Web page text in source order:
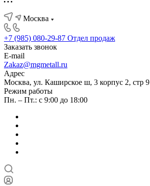
Москва
+7 (985) 080-29-87 Отдел продаж
Заказать звонок
E-mail
Zakaz@mgmetall.ru
Адрес
Москва, ул. Каширское ш, 3 корпус 2, стр 9
Режим работы
Пн. – Пт.: с 9:00 до 18:00